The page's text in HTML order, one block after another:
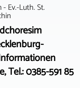
Ev.-Luth. St.
Tel.: 0385-591 85